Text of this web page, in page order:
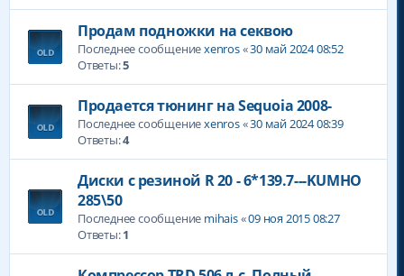
Продам подножки на секвою
Последнее сообщениеxenros«30 май 2024 08:52
Ответы:5
Продается тюнинг на Sequoia 2008-
Последнее сообщениеxenros«30 май 2024 08:39
Ответы:4
Диски с резиной R 20 - 6*139.7---KUMHO
285\50
Последнее сообщение mihais«09 ноя 2015 08:27
Ответы:1